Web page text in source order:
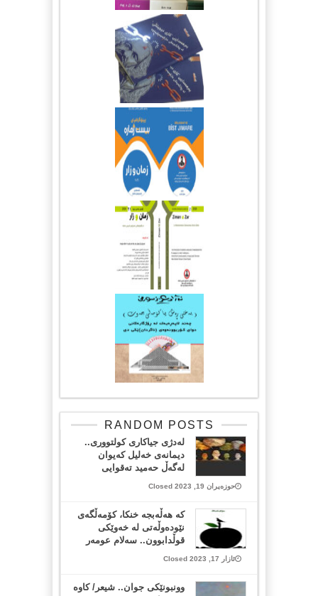
RANDOM POSTS
لەدژی جیاکاری کولتووری..
دیمانەی خەلیل کەیوان
لەگەڵ حەمید تەقوایی
حوزەیران 19, 2023 Closed
كە هەڵەبجە خنكا، كۆمەڵگەی
نێودەوڵەتی لە خەوێكی
قوڵدابوون.. سەلام عومەر
ئازار 17, 2023 Closed
وونبونێکی جوان.. شیعر/ کاوە